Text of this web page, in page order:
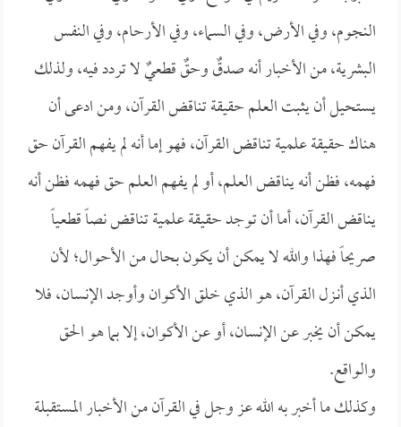
النجوم، وفي الأرض، وفي السماء، وفي الأرحام، وفي النفس
البشرية، من الأخبار أنه صدقٌ وحقٌ قطعيٌ لا تردد فيه، ولذلك
يستحيل أن يثبت العلم حقيقة تناقض القرآن، ومن ادعى أن
هناك حقيقة علمية تناقض القرآن، فهو إما أنه لم يفهم القرآن حق
فهمه، فظن أنه يناقض العلم، أو لم يفهم العلم حق فهمه فظن أنه
يناقض القرآن، أما أن توجد حقيقة علمية تناقض نصاً قطعياً
صريحاً فهذا والله لا يمكن أن يكون بحال من الأحوال؛ لأن
الذي أنـزل القرآن، هو الذي خلق الأكوان وأوجد الإنسان، فلا
يمكن أن يخبر عن الإنسان، أو عن الأكوان، إلا بما هو الحق
والواقع.
وكذلك ما أخبر به الله عز وجل في القرآن من الأخبار المستقبلة